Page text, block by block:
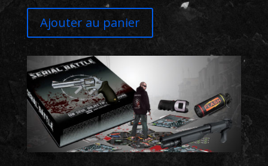
Ajouter au panier